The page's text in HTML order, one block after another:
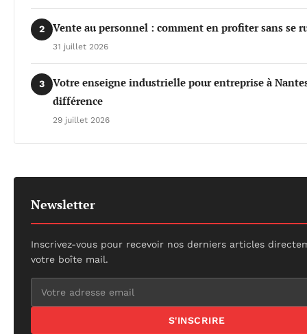
2 Vente au personnel : comment en profiter sans se
31 juillet 2026
3
Votre enseigne industrielle pour entreprise à
différence
29 juillet 2026
Newsletter
Inscrivez-vous pour recevoir nos derniers articles
votre boîte mail.
S'INSCRIRE